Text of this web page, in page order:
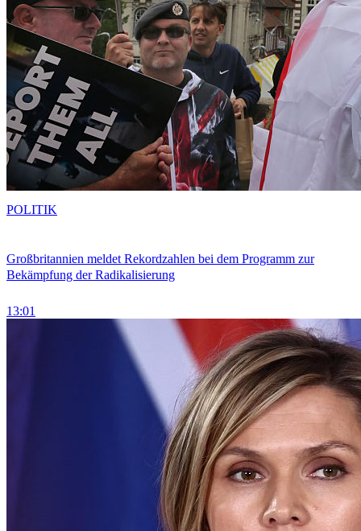
Großbritannien meldet Rekordzahlen bei dem Programm zur
Bekämpfung der Radikalisierung
13:01
POLITIK